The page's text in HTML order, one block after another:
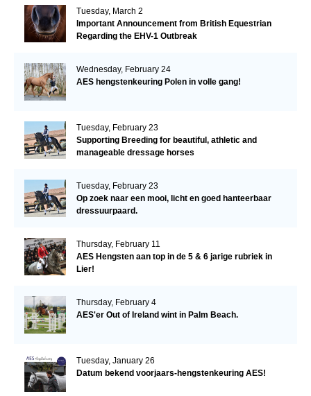
Tuesday, March 2
Important Announcement from British Equestrian
Regarding the EHV-1 Outbreak
Wednesday, February 24
AES hengstenkeuring Polen in volle gang!
Tuesday, February 23
Supporting Breeding for beautiful, athletic and
manageable dressage horses
Tuesday, February 23
Op zoek naar een mooi, licht en goed hanteerbaar
dressuurpaard.
Thursday, February 11
AES Hengsten aan top in de 5 & 6 jarige rubriek in
Lier!
Thursday, February 4
AES'er Out of Ireland wint in Palm Beach.
Tuesday, January 26
Datum bekend voorjaars-hengstenkeuring AES!